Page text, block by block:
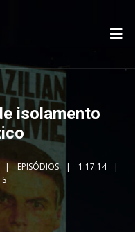
isolamento
EPISÓDIOS
1:17:14